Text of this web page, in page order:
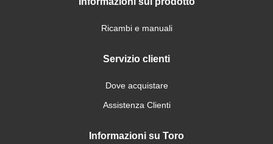
Ricambi e manuali
Servizio clienti
Dove acquistare
Assistenza Clienti
Informazioni su Toro